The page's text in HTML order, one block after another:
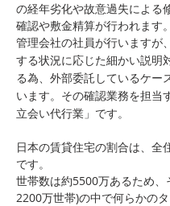
の経年劣化や故意過失による
確認や敷金精算が行われます
管理会社の社員が行いますが、
する状況に応じた細かい説明
る為、外部委託しているケー
います。 その確認業務を担当
立会い代行業」です。
日本の賃貸住宅の割合は、全
です。
世帯数は約5500万あるため、
2200万世帯)の中で何らかの